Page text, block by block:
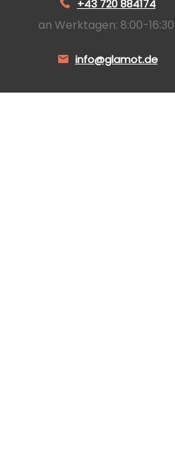
+43 720 884174
an Werktagen: 8:00-16:30
info@glamot.de